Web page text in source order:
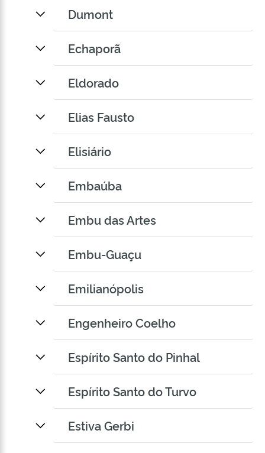
Dumont
Echaporã
Eldorado
Elias Fausto
Elisiário
Embaúba
Embu das Artes
Embu-Guaçu
Emilianópolis
Engenheiro Coelho
Espírito Santo do Pinhal
Espírito Santo do Turvo
Estiva Gerbi